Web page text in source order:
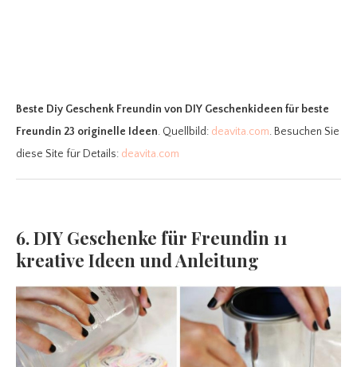
Beste Diy Geschenk Freundin von DIY Geschenkideen für beste
Freundin 23 originelle Ideen. Quellbild: deavita.com. Besuchen Sie
diese Site für Details: deavita.com
6. DIY Geschenke für Freundin 11
kreative Ideen und Anleitung